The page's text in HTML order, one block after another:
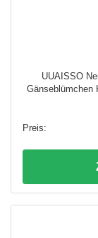
UUAISSO
Gänseblümchen